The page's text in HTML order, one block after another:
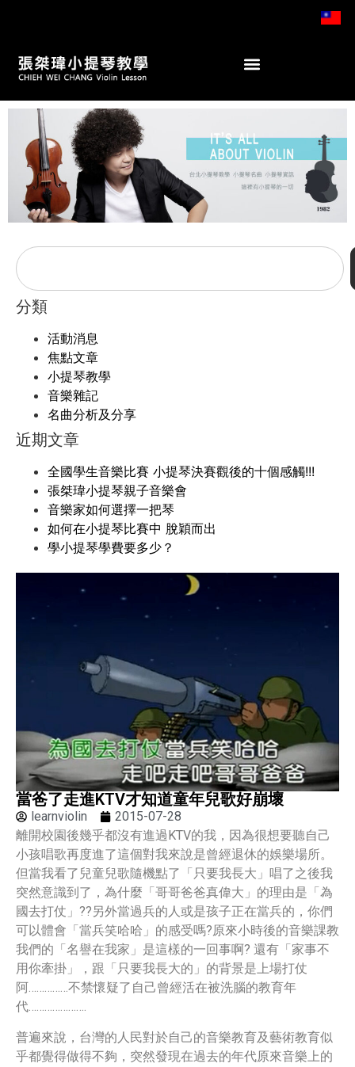
分類
活動消息
焦點文章
小提琴教學
音樂雜記
名曲分析及分享
近期文章
全國學生音樂比賽 小提琴決賽觀後的十個感觸!!!
張桀瑋小提琴親子音樂會
音樂家如何選擇一把琴
如何在小提琴比賽中 脫穎而出
學小提琴學費要多少？
當爸了走進KTV才知道童年兒歌好崩壞
learnviolin
2015-07-28
離開校園後幾乎都沒有進過KTV的我，因為很想要聽自己
小孩唱歌再度進了這個對我來說是曾經退休的娛樂場所。
但當我看了兒童兒歌隨機點了「只要我長大」唱了之後我
突然意識到了，為什麼「哥哥爸爸真偉大」的理由是「為
國去打仗」??另外當過兵的人或是孩子正在當兵的，你們
可以體會「當兵笑哈哈」的感受嗎?原來小時後的音樂課教
我們的「名譽在我家」是這樣的一回事啊? 還有「家事不
用你牽掛」，跟「只要我長大的」的背景是上場打仗
阿……………不禁懷疑了自己曾經活在被洗腦的教育年
代………………….
普遍來說，台灣的人民對於自己的音樂教育及藝術教育似
乎都覺得做得不夠，突然發現在過去的年代原來音樂上的